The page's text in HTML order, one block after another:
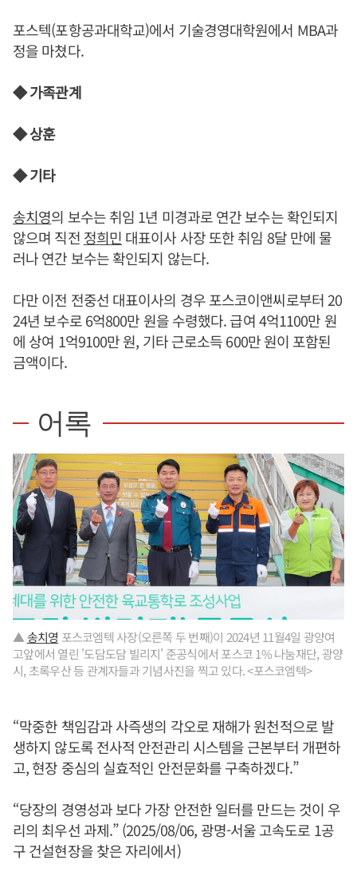
포스텍(포항공과대학교)에서 기술경영대학원에서 MBA과
정을 마쳤다.
◆ 가족관계
◆ 상훈
◆ 기타
송치영의 보수는 취임 1년 미경과로 연간 보수는 확인되지
않으며 직전 정희민 대표이사 사장 또한 취임 8달 만에 물
러나 연간 보수는 확인되지 않는다.
다만 이전 전중선 대표이사의 경우 포스코이앤씨로부터 20
24년 보수로 6억800만 원을 수령했다. 급여 4억1100만 원
에 상여 1억9100만 원, 기타 근로소득 600만 원이 포함된
금액이다.
어록
▲송치영 포스코엠텍 사장(오른쪽 두 번째)이 2024년 11월4일 광양여
고앞에서 열린 '도담도담 빌리지' 준공식에서 포스코 1% 나눔재단, 광양
시, 초록우산 등 관계자들과 기념사진을 찍고 있다. <포스코엠텍>
“막중한 책임감과 사즉생의 각오로 재해가 원천적으로 발
생하지 않도록 전사적 안전관리 시스템을 근본부터 개편하
고, 현장 중심의 실효적인 안전문화를 구축하겠다.”
“당장의 경영성과 보다 가장 안전한 일터를 만드는 것이 우
리의 최우선 과제.” (2025/08/06, 광명-서울 고속도로 1공
구 건설현장을 찾은 자리에서)